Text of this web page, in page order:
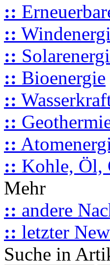
::
::
::
:: Bioenergie
::
::
::
:: Kohle, Öl,
Mehr
:: andere
:: letzter
Suche in